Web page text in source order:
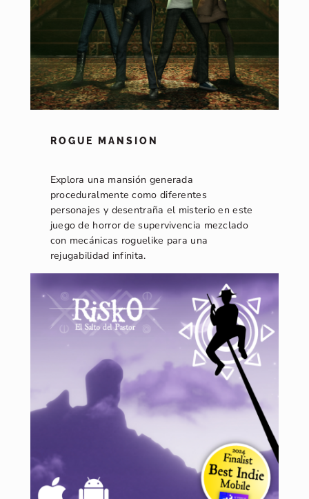
ROGUE MANSION
Explora una mansión generada
proceduralmente como diferentes
personajes y desentraña el misterio en este
juego de horror de supervivencia mezclado
con mecánicas roguelike para una
rejugabilidad infinita.